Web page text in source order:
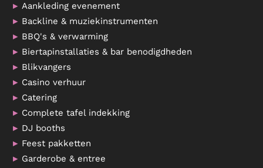
Aankleding evenement
Backline & muziekinstrumenten
BBQ's & verwarming
Biertapinstallaties & bar benodigdheden
Blikvangers
Casino verhuur
Catering
Complete tafel indekking
DJ booths
Feest pakketten
Garderobe & entree